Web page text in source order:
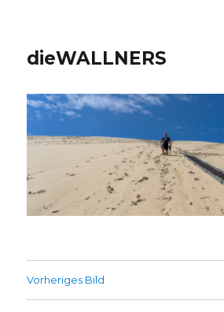
dieWALLNERS
Vorheriges Bild